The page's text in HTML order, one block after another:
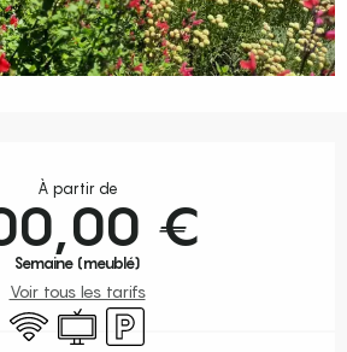
À partir de
€
Semaine (meublé)
Voir tous les tarifs
WiFi Télévision
Parking